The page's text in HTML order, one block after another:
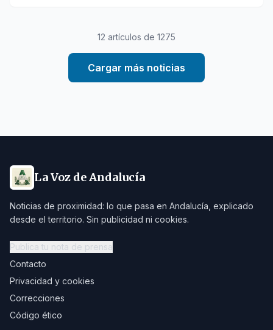
12 artículos de 1275
Cargar más noticias
La Voz de Andalucía
Noticias de proximidad: lo que pasa en Andalucía, explicado
desde el territorio. Sin publicidad ni cookies.
Publica tu nota de prensa
Contacto
Privacidad y cookies
Correcciones
Código ético